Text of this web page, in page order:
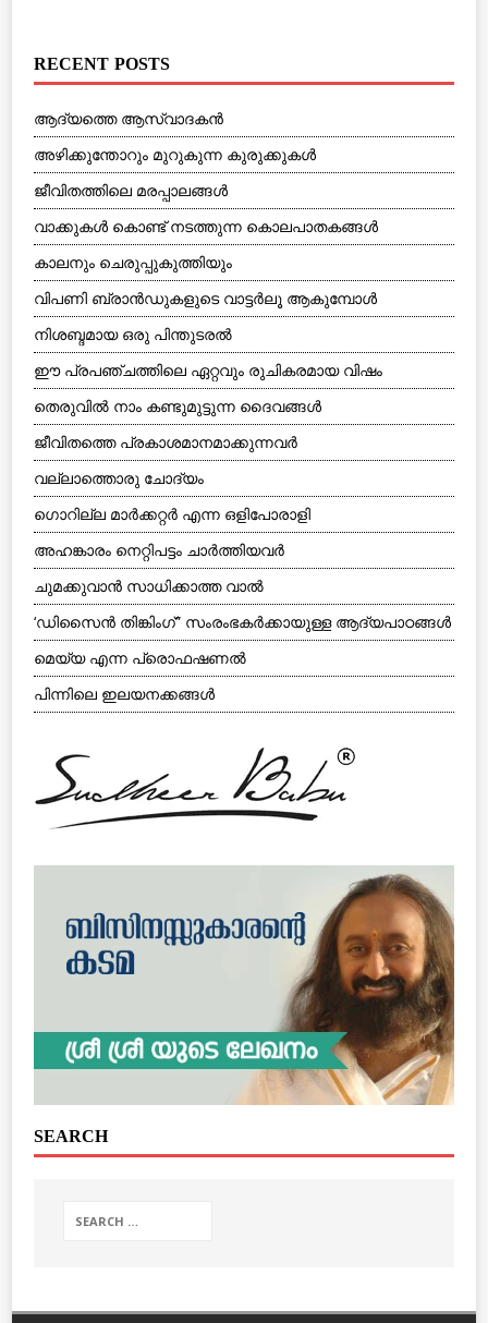
RECENT POSTS
ആദ്യത്തെ ആസ്വാദകന്‍
അഴിക്കുന്തോറും മുറുകുന്ന കുരുക്കുകള്‍
ജീവിതത്തിലെ മരപ്പാലങ്ങള്‍
വാക്കുകള്‍ കൊണ്ട് നടത്തുന്ന കൊലപാതകങ്ങള്‍
കാലനും ചെരുപ്പുകുത്തിയും
വിപണി ബ്രാന്‍ഡുകളുടെ വാട്ടര്‍ലൂ ആകുമ്പോള്‍
നിശബ്ദമായ ഒരു പിന്തുടരല്‍
ഈ പ്രപഞ്ചത്തിലെ ഏറ്റവും രുചികരമായ വിഷം
തെരുവില്‍ നാം കണ്ടുമുട്ടുന്ന ദൈവങ്ങള്‍
ജീവിതത്തെ പ്രകാശമാനമാക്കുന്നവര്‍
വല്ലാത്തൊരു ചോദ്യം
ഗൊറില്ല മാര്‍ക്കറ്റര്‍ എന്ന ഒളിപോരാളി
അഹങ്കാരം നെറ്റിപട്ടം ചാര്‍ത്തിയവര്‍
ചുമക്കുവാന്‍ സാധിക്കാത്ത വാല്‍
‘ഡിസൈന്‍ തിങ്കിംഗ്” സംരംഭകര്‍ക്കായുള്ള ആദ്യപാഠങ്ങള്‍
മെയ്യ എന്ന പ്രൊഫഷണല്‍
പിന്നിലെ ഇലയനക്കങ്ങള്‍
SEARCH